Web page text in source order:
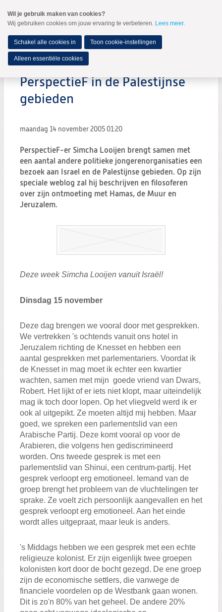
naar
Spring
de
inhoud
Spring
naar
hoofdmenu
MENU
PerspectieF in de Palestijnse
gebieden
maandag 14 november 2005 01:20
PerspectieF-er Simcha Looijen brengt samen met
een aantal andere politieke jongerenorganisaties een
bezoek aan Israel en de Palestijnse gebieden. Op zijn
speciale weblog zal hij beschrijven en filosoferen
over zijn ontmoeting met Hamas, de Muur en
Jeruzalem.
Deze week Simcha Looijen vanuit Israël!
Dinsdag 15 november
Deze dag brengen we vooral door met gesprekken.
We vertrekken 's ochtends vanuit ons hotel in
Jeruzalem richting de Knesset en hebben een
aantal gesprekken met parlementariers. Voordat ik
de Knesset in mag moet ik echter een kwartier
wachten, samen met mijn goede vriend van Dwars,
Robert. Het lijkt of er iets niet klopt, maar uiteindelijk
mag ik toch door lopen. Op het vliegveld werd ik er
ook al uitgepikt. Ze moeten altijd mij hebben. Maar
goed, we spreken een parlementslid van een
Arabische Partij. Deze komt vooral op voor de
Arabieren, die volgens hen gediscrimineerd
worden. Ons tweede gesprek is met een
parlementslid van Shinui, een centrum-partij. Het
gesprek verloopt erg emotioneel. Iemand van de
groep brengt het probleem van de vluchtelingen ter
sprake. Ze voelt zich persoonlijk aangevallen en het
gesprek verloopt erg emotioneel. Aan het einde
wordt alles uitgepraat, maar leuk is anders.
's Middags hebben we een gesprek met een echte
religieuze kolonist. Er zijn eigenlijk twee groepen
kolonisten kort door de bocht gezegd. De ene groep
zijn de economische settlers, die vanwege de
financiele voordelen op de Westbank gaan wonen.
Dit is zo'n 80% van het geheel. De andere 20%
Wil je gebruik maken van cookies?
Wij gebruiken cookies om jouw ervaring te verbeteren. Lees meer.
Schakel alle cookies in Toon cookie-instellingen
Alleen essentiële cookies